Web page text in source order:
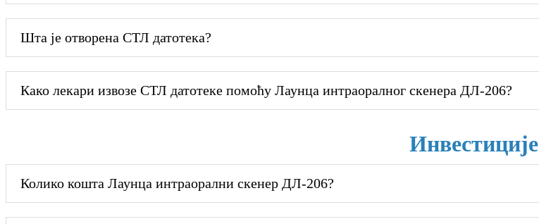
Шта је отворена СТЛ датотека?
Како лекари извозе СТЛ датотеке помоћу Лаунца интраоралног скенера ДЛ-206?
Инвестиције
Колико кошта Лаунца интраорални скенер ДЛ-206?